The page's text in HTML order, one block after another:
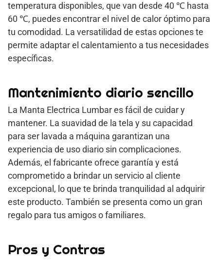
temperatura disponibles, que van desde 40 ℃ hasta
60 ℃, puedes encontrar el nivel de calor óptimo para
tu comodidad. La versatilidad de estas opciones te
permite adaptar el calentamiento a tus necesidades
específicas.
Mantenimiento diario sencillo
La Manta Electrica Lumbar es fácil de cuidar y
mantener. La suavidad de la tela y su capacidad
para ser lavada a máquina garantizan una
experiencia de uso diario sin complicaciones.
Además, el fabricante ofrece garantía y está
comprometido a brindar un servicio al cliente
excepcional, lo que te brinda tranquilidad al adquirir
este producto. También se presenta como un gran
regalo para tus amigos o familiares.
Pros y Contras